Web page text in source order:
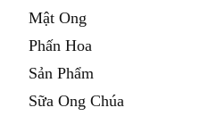
Mật Ong
Phấn Hoa
Sản Phẩm
Sữa Ong Chúa